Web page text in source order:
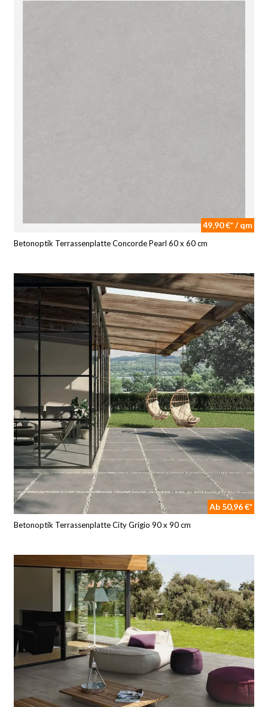
49,90 €* / qm
Betonoptik Terrassenplatte Concorde Pearl 60 x 60 cm
Ab 50,96 €*
Betonoptik Terrassenplatte City Grigio 90 x 90 cm